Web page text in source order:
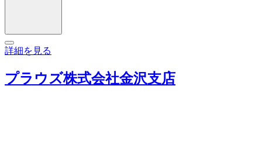
詳細を見る
プラウズ株式会社金沢支店